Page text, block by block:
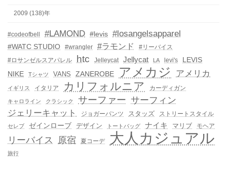
2009 (138)年
#codeofbell #LAMOND #levis #losangelsapparel
#WATC STUDIO #wrangler #ラモンド
#リーバイス
#ロサンゼルスアパレル
htc Jelleycat Jellycat LA levi's
LEVIS
NIKE
Tシャツ VANS ZANEROBE アメカジ アメリカ
イギリス イタリア カリフォルニア カーディガン
キャロライン クラシック サーファー サーフィン
ジェリーキャット
ジョガーパンツ スタッズ ストリートスタイル
セレブ ゼインローブ デザイン トートバッグ ナイキ マリブ モヘア
リーバイス 原宿 夏コーデ 大人カジュアル
旅行